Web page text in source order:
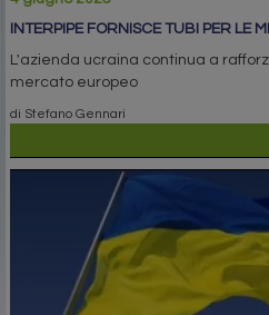
INTERPIPE FORNISCE TUBI PER LE
L'azienda ucraina continua a
mercato europeo
di Stefano Gennari